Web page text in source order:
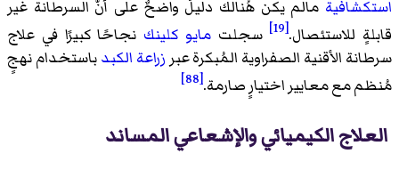
استكشافية مالم يكن هُنالك دليلٌ واضحٌ على أنَّ السرطانة غير
قابلةٍ للاستئصال.[19] سجلتمايو كلينك نجاحًا كبيرًا في علاج
سرطانة الأقنية الصفراوية المُبكرة عبر زراعة الكبدباستخدام نهجٍ
مُنظم مع معايير اختيارٍ صارمة.[88]
العلاج الكيميائي والإشعاعي المساند